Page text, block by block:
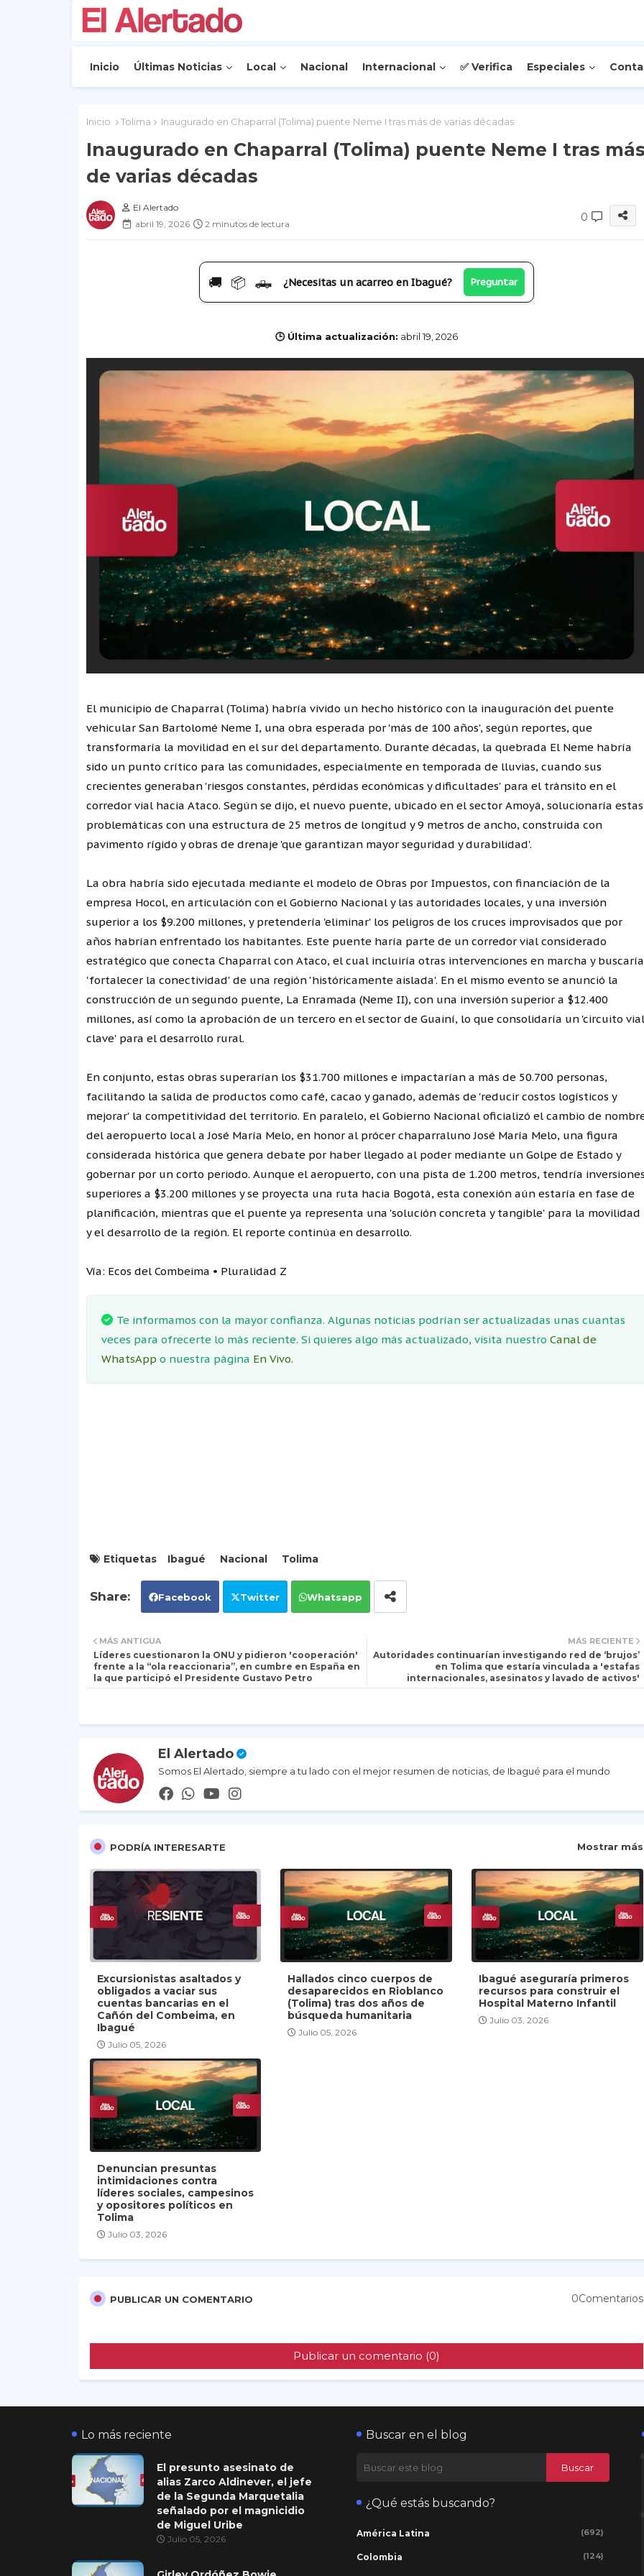
Inicio Últimas Noticias Local Nacional Internacional ✅ Verifica Especiales
Inicio Tolima Inaugurado en Chaparral (Tolima) puente Neme I tras más de varias décadas
Inaugurado en Chaparral (Tolima) puente Neme I tras
de varias décadas
El Alertado
abril 19, 2026
2 minutos de lectura
0
🚚 📦 🛻 ¿Necesitas un acarreo en Ibagué? Preguntar
🕒 Última actualización: abril 19, 2026
El municipio de Chaparral (Tolima) habría vivido un hecho histórico con la inauguración del puente
vehicular San Bartolomé Neme I, una obra esperada por 'más de 100 años', según reportes, que
transformaría la movilidad en el sur del departamento. Durante décadas, la quebrada El Neme habría
sido un punto crítico para las comunidades, especialmente en temporada de lluvias, cuando sus
crecientes generaban 'riesgos constantes, pérdidas económicas y dificultades' para el tránsito en el
corredor vial hacia Ataco. Según se dijo, el nuevo puente, ubicado en el sector Amoyá, solucionaría estas
problemáticas con una estructura de 25 metros de longitud y 9 metros de ancho, construida con
pavimento rígido y obras de drenaje 'que garantizan mayor seguridad y durabilidad'.
La obra habría sido ejecutada mediante el modelo de Obras por Impuestos, con financiación de la
empresa Hocol, en articulación con el Gobierno Nacional y las autoridades locales, y una inversión
superior a los $9.200 millones, y pretendería 'eliminar' los peligros de los cruces improvisados que por
años habrían enfrentado los habitantes. Este puente haría parte de un corredor vial considerado
estratégico que conecta Chaparral con Ataco, el cual incluiría otras intervenciones en marcha y
'fortalecer la conectividad' de una región 'históricamente aislada'. En el mismo evento se anunció la
construcción de un segundo puente, La Enramada (Neme II), con una inversión superior a $12.400
millones, así como la aprobación de un tercero en el sector de Guainí, lo que consolidaría un 'circuito vial
clave' para el desarrollo rural.
En conjunto, estas obras superarían los $31.700 millones e impactarían a más de 50.700 personas,
facilitando la salida de productos como café, cacao y ganado, además de 'reducir costos logísticos y
mejorar' la competitividad del territorio. En paralelo, el Gobierno Nacional oficializó el cambio de
del aeropuerto local a José María Melo, en honor al prócer chaparraluno José María Melo, una figura
considerada histórica que genera debate por haber llegado al poder mediante un Golpe de Estado y
gobernar por un corto periodo. Aunque el aeropuerto, con una pista de 1.200 metros, tendría
superiores a $3.200 millones y se proyecta una ruta hacia Bogotá, esta conexión aún estaría en fase de
planificación, mientras que el puente ya representa una 'solución concreta y tangible' para la movilidad
y el desarrollo de la región. El reporte continúa en desarrollo.
Vía: Ecos del Combeima • Pluralidad Z
Te informamos con la mayor confianza. Algunas noticias podrían ser actualizadas unas cuantas
veces para ofrecerte lo más reciente. Si quieres algo más actualizado, visita nuestro Canal de
WhatsAppo nuestra página En Vivo.
Etiquetas Ibagué Nacional Tolima
Facebook Twitter Whatsapp
MÁS RECIENTE
Autoridades continuarían investigando red de ‘brujos’
en Tolima que estaría vinculada a 'estafas
internacionales, asesinatos y lavado de activos'
MÁS ANTIGUA
Líderes cuestionaron la ONU y pidieron 'cooperación'
frente a la “ola reaccionaria”, en cumbre en España en
la que participó el Presidente Gustavo Petro
El Alertado
Somos El Alertado, siempre a tu lado con el mejor resumen de noticias, de Ibagué para el mundo
PODRÍA INTERESARTE Mostrar más
Excursionistas asaltados y
obligados a vaciar sus
cuentas bancarias en el
Cañón del Combeima, en
Ibagué
Julio 05, 2026
Hallados cinco cuerpos de
desaparecidos en Rioblanco
(Tolima) tras dos años de
búsqueda humanitaria
Julio 05, 2026
Ibagué aseguraría primeros
recursos para construir el
Hospital Materno Infantil
Julio 03, 2026
Denuncian presuntas
intimidaciones contra
líderes sociales, campesinos
y opositores políticos en
Tolima
Julio 03, 2026
PUBLICAR UN COMENTARIO 0Comentarios
Publicar un comentario (0)
Lo más reciente
El presunto asesinato de
alias Zarco Aldinever, el jefe
de la Segunda Marquetalia
señalado por el magnicidio
de Miguel Uribe
Julio 05, 2026
Buscar en el blog
¿Qué estás buscando?
América Latina (692)
Colombia (124)